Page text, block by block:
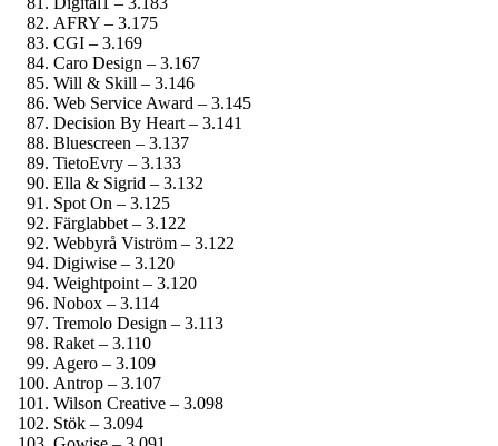
AFRY – 3.175
CGI – 3.169
Caro Design – 3.167
Will & Skill – 3.146
Web Service Award – 3.145
Decision By Heart – 3.141
Bluescreen – 3.137
TietoEvry – 3.133
Ella & Sigrid – 3.132
Spot On – 3.125
Färglabbet – 3.122
Webbyrå Viström – 3.122
Digiwise – 3.120
Weightpoint – 3.120
Nobox – 3.114
Tremolo Design – 3.113
Raket – 3.110
Agero – 3.109
Antrop – 3.107
Wilson Creative – 3.098
Stök – 3.094